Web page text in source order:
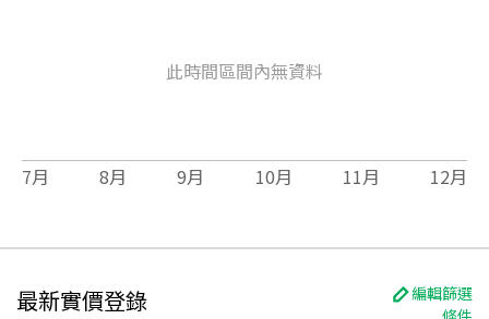
此時間區間內無資料
7月 8月 9月 10月 11月 12月
最新實價登錄
編輯篩選